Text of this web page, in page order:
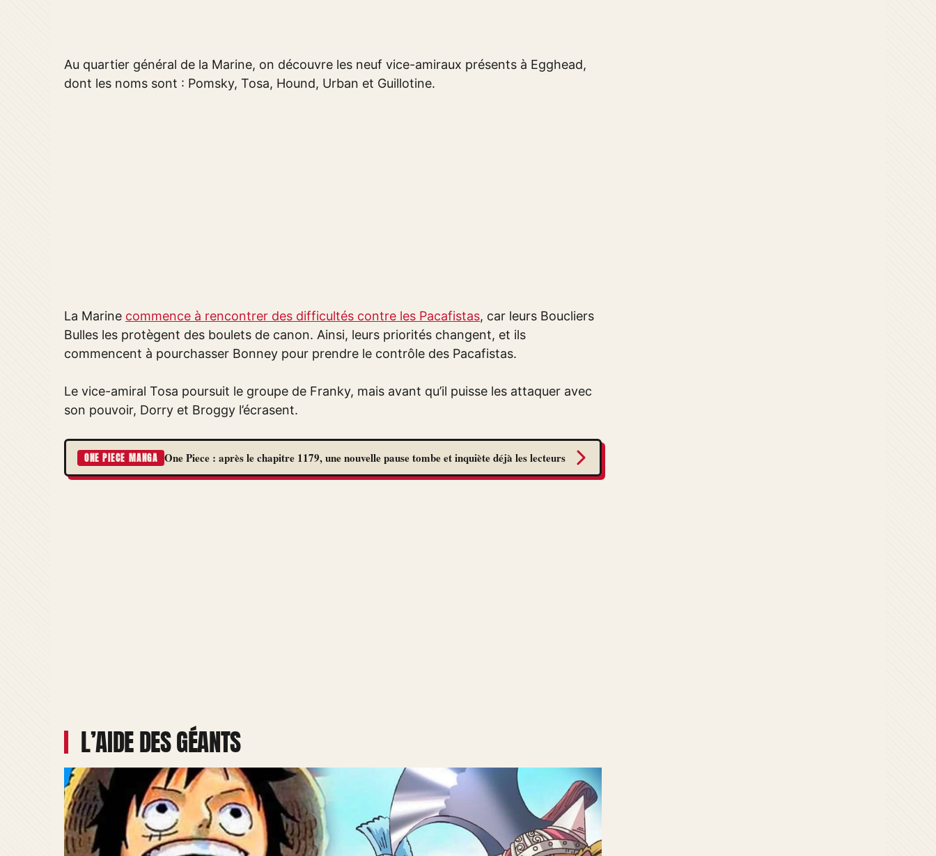
Au quartier général de la Marine, on découvre les neuf vice-amiraux présents à Egghead,
dont les noms sont : Pomsky, Tosa, Hound, Urban et Guillotine.
La Marine commence à rencontrer des difficultés contre les Pacafistas, car leurs Boucliers
Bulles les protègent des boulets de canon. Ainsi, leurs priorités changent, et ils
commencent à pourchasser Bonney pour prendre le contrôle des Pacafistas.
Le vice-amiral Tosa poursuit le groupe de Franky, mais avant qu’il puisse les attaquer avec
son pouvoir, Dorry et Broggy l’écrasent.
ONE PIECE MANGA One Piece : après le chapitre 1179, une nouvelle pause tombe et inquiète déjà les lecteurs
L’AIDE DES GÉANTS